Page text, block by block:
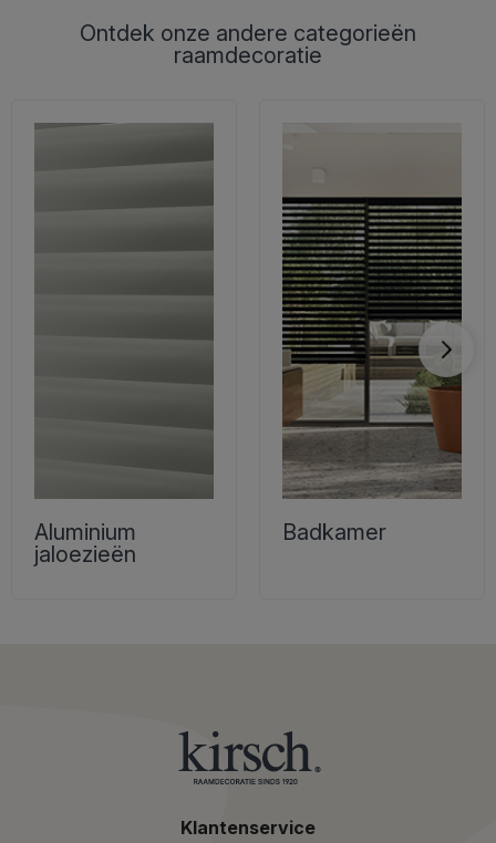
Ontdek onze andere categorieën
raamdecoratie
Aluminium
jaloezieën
Badkamer
Klantenservice